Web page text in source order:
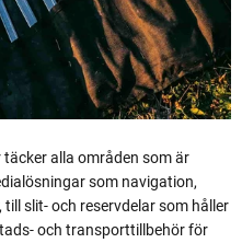
alla områden som är
som navigation,
slit- och reservdelar som håller
och transporttillbehör för